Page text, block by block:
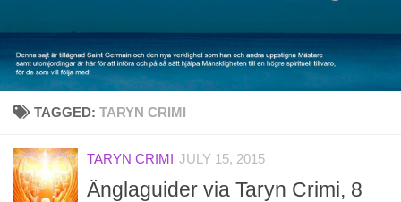
TAGGED: TARYN CRIMI
TARYN CRIMI JULY 15, 2015
Änglaguider via Taryn Crimi, 8